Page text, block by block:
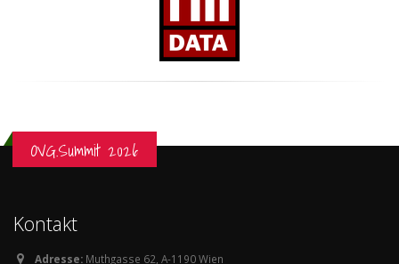
OVG.Summit 2026
Kontakt
Adresse: Muthgasse 62, A-1190 Wien